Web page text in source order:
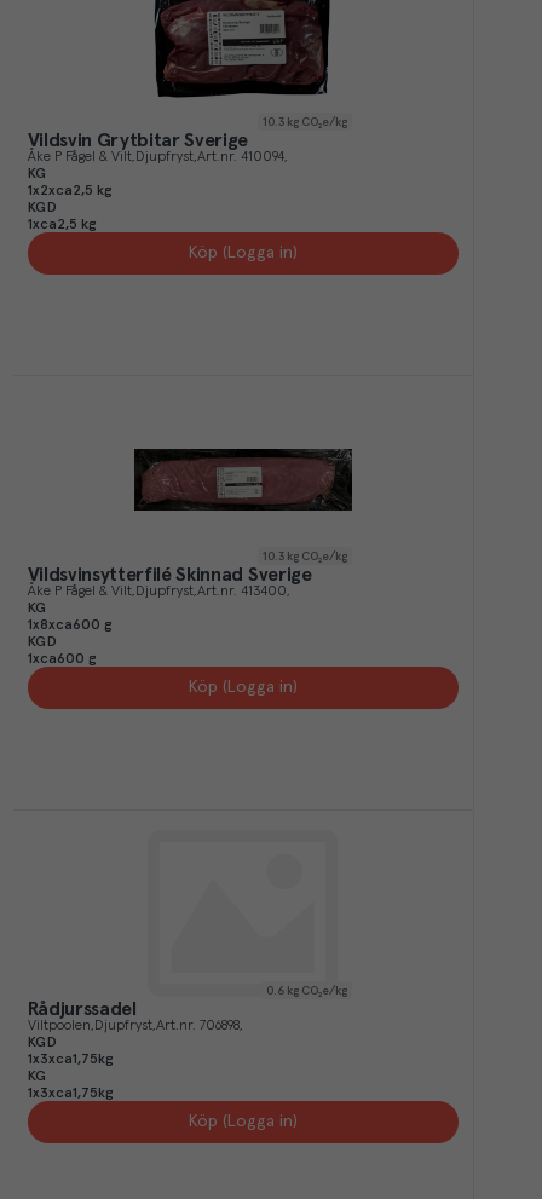
10.3 kg CO₂e/kg
Vildsvin Grytbitar Sverige
Åke P Fågel & Vilt Djupfryst Art.nr. 410094
KG
1x2xca2,5 kg
KGD
1xca2,5 kg
Köp (Logga in)
10.3 kg CO₂e/kg
Vildsvinsytterfilé Skinnad Sverige
Åke P Fågel & Vilt Djupfryst Art.nr. 413400
KG
1x8xca600 g
KGD
1xca600 g
Köp (Logga in)
0.6 kg CO₂e/kg
Rådjurssadel
Viltpoolen Djupfryst Art.nr. 706898
KGD
1x3xca1,75kg
KG
1x3xca1,75kg
Köp (Logga in)